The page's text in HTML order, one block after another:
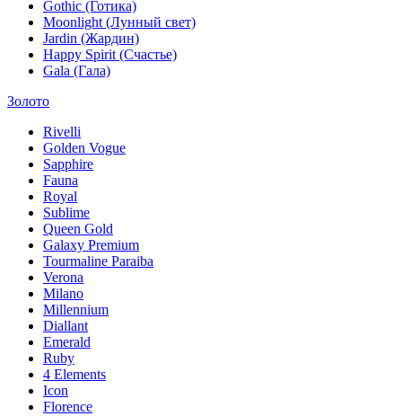
Gothic (Готика)
Moonlight (Лунный свет)
Jardin (Жардин)
Happy Spirit (Счастье)
Gala (Гала)
Золото
Rivelli
Golden Vogue
Sapphire
Fauna
Royal
Sublime
Queen Gold
Galaxy Premium
Tourmaline Paraiba
Verona
Milano
Millennium
Diallant
Emerald
Ruby
4 Elements
Icon
Florence